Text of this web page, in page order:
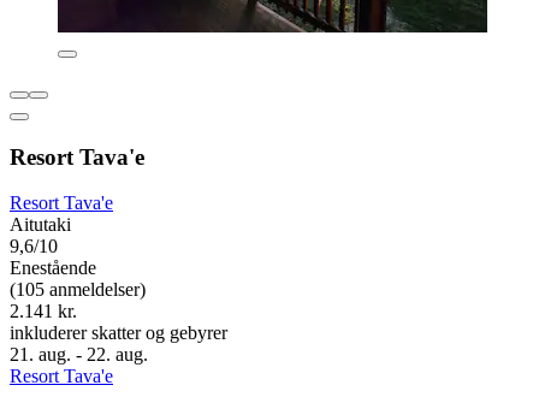
Resort Tava'e
Resort Tava'e
Aitutaki
9,6/10
Enestående
(105 anmeldelser)
2.141 kr.
inkluderer skatter og gebyrer
21. aug. - 22. aug.
Resort Tava'e